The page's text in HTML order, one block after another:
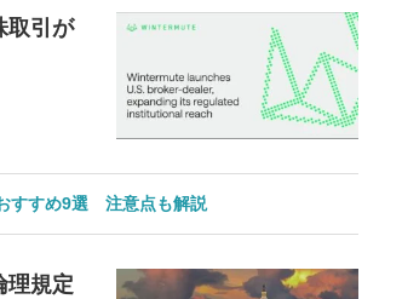
取引が
すすめ9選 注意点も解説
理規定